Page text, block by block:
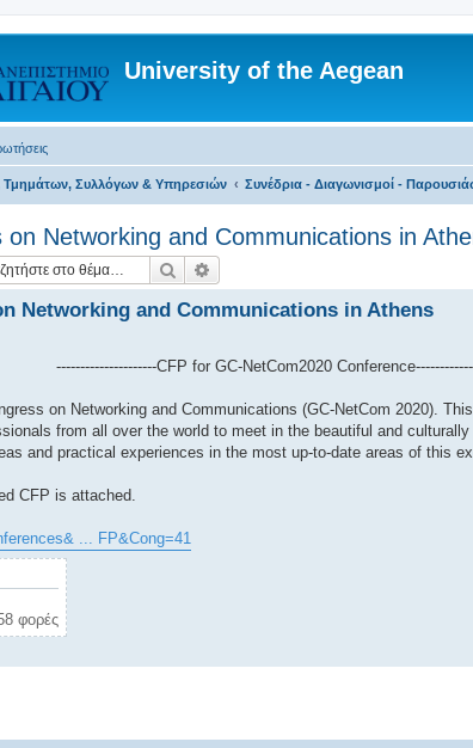
University of the Aegean
Τμημάτων, Συλλόγων & Υπηρεσιών Συνέδρια - Διαγωνισμοί -
Networking and Communications in
Αναζήτηση
Networking and Communications in Athens
---------------------CFP for GC-NetCom2020
on Networking and Communications (GC-NetCom 2020).
from all over the world to meet in the beautiful and
and practical experiences in the most up-to-date areas of this
CFP is attached.
... FP&Cong=41
φορές